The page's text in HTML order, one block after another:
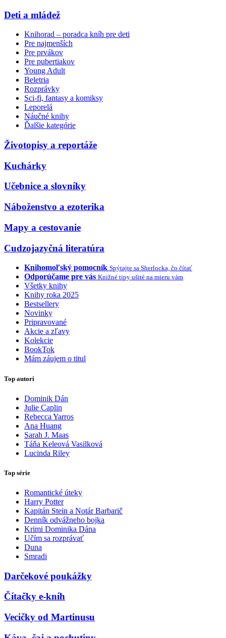
Deti a mládež
Knihorad – poradca kníh pre deti
Pre najmenších
Pre prvákov
Pre pubertiakov
Young Adult
Beletria
Rozprávky
Sci-fi, fantasy a komiksy
Leporelá
Náučné knihy
Ďalšie kategórie
Životopisy a reportáže
Kuchárky
Učebnice a slovníky
Náboženstvo a ezoterika
Mapy a cestovanie
Cudzojazyčná literatúra
Knihomoľský pomocník Spýtajte sa Sherlocka, čo čítať
Odporúčame pre vás Knižné tipy ušité na mieru vám
Všetky knihy
Knihy roka 2025
Bestsellery
Novinky
Pripravované
Akcie a zľavy
Kolekcie
BookTok
Mám záujem o titul
Top autori
Dominik Dán
Julie Caplin
Rebecca Yarros
Ana Huang
Sarah J. Maas
Táňa Keleová Vasilková
Lucinda Riley
Top série
Romantické úteky
Harry Potter
Kapitán Stein a Notár Barbarič
Denník odvážneho bojka
Krimi Dominika Dána
Učím sa rozprávať
Duna
Smradi
Darčekové poukážky
Čítačky e-kníh
Vecičky od Martinusu